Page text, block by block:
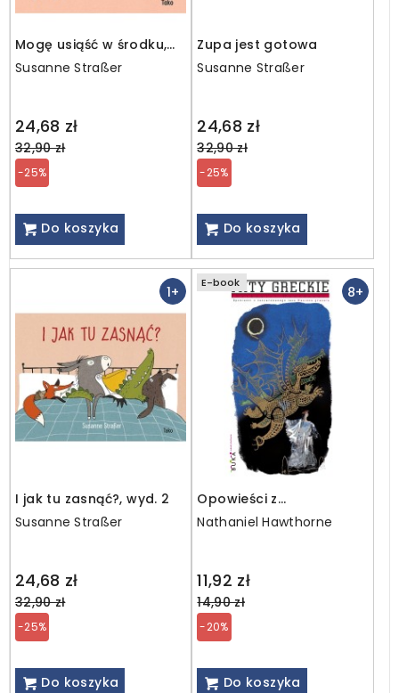
Mogę usiąść w środku,
kotku?
Susanne Straßer
24,68 zł
Regular
price
32,90 zł
-25%
Do koszyka
Zupa jest gotowa
Susanne Straßer
24,68 zł
Regular
price
32,90 zł
-25%
Do koszyka
1+
I jak tu zasnąć?, wyd. 2
Susanne Straßer
24,68 zł
Regular
price
32,90 zł
-25%
Do koszyka
8+
E-book
Opowieści z
zaczarowanego lasu.
NASIONA GRANATU /
Nathaniel Hawthorne
11,92 zł
Regular
price
14,90 zł
-20%
Do koszyka